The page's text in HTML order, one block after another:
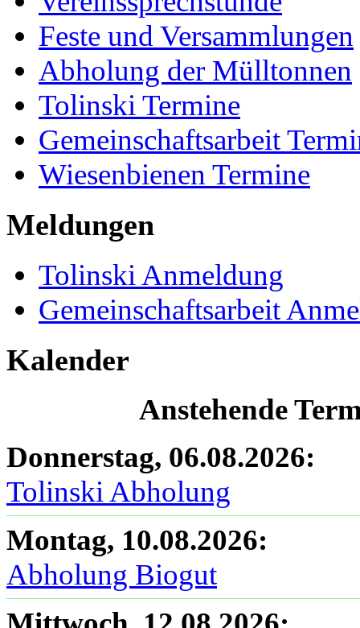
Feste und Versammlungen
Abholung der Mülltonnen
Tolinski Termine
Gemeinschaftsarbeit
Wiesenbienen Termine
Meldungen
Tolinski Anmeldung
Gemeinschaftsarbeit
Kalender
Anstehende
Donnerstag, 06.08.2026:
Tolinski Abholung
Montag, 10.08.2026:
Abholung Biogut